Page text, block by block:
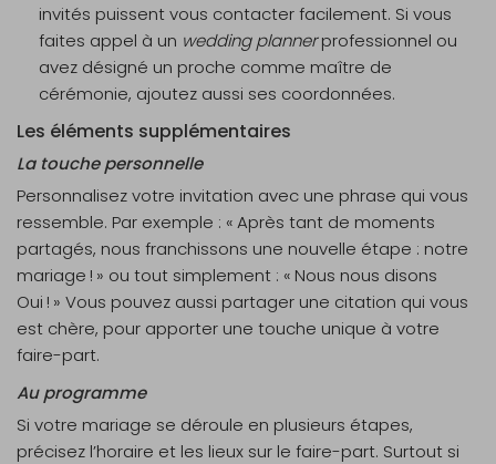
invités puissent vous contacter facilement. Si vous
faites appel à un wedding plannerprofessionnel ou
avez désigné un proche comme maître de
cérémonie, ajoutez aussi ses coordonnées.
Les éléments supplémentaires
La touche personnelle
Personnalisez votre invitation avec une phrase qui vous
ressemble. Par exemple : « Après tant de moments
partagés, nous franchissons une nouvelle étape : notre
mariage ! » ou tout simplement : « Nous nous disons
Oui ! » Vous pouvez aussi partager une citation qui vous
est chère, pour apporter une touche unique à votre
faire-part.
Au programme
Si votre mariage se déroule en plusieurs étapes,
précisez l’horaire et les lieux sur le faire-part. Surtout si